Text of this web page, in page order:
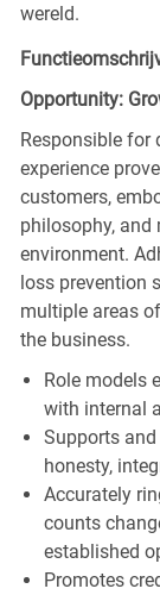
wereld.
Opportunity:
Responsible for
experience
customers,
philosophy,
environment.
loss prevention
multiple areas
the business.
Role models
with internal
Supports
honesty,
Accurately
counts
established
Promotes